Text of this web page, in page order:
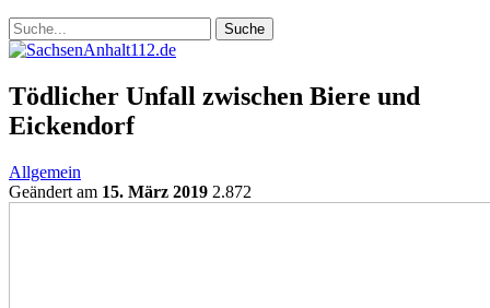
Tödlicher Unfall zwischen Biere und
Eickendorf
Allgemein
Geändert am 15. März 2019 2.872